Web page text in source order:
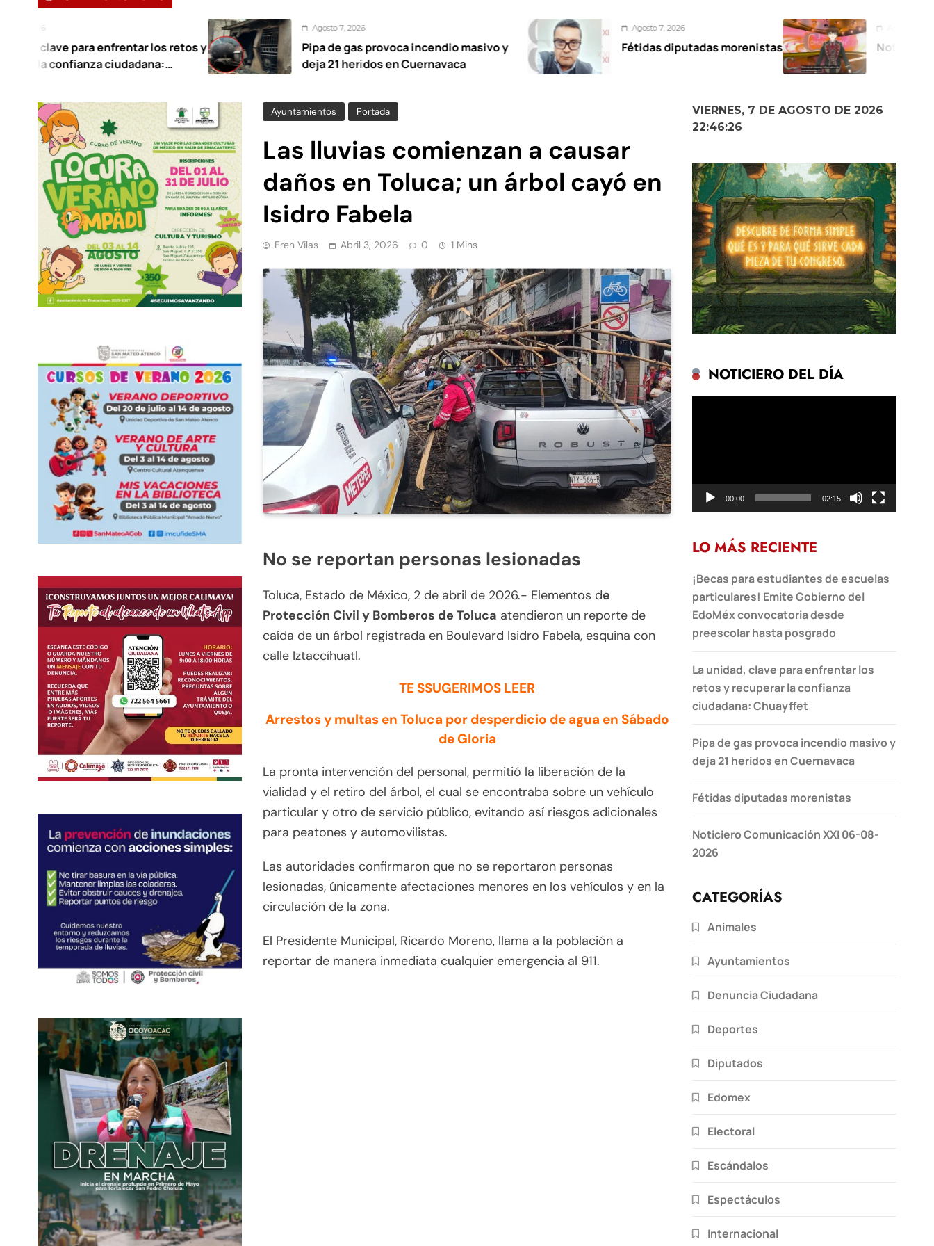
enfrentar los retos y
ciudadana:
Agosto 7, 2026
Pipa de gas provoca incendio masivo y
deja 21 heridos en Cuernavaca
Agosto 7, 2026
Fétidas diputadas morenistas
Agosto 6, 2026
Noticiero Comunicación
Ayuntamientos Portada
Las lluvias comienzan a causar
daños en Toluca; un árbol cayó en
Isidro Fabela
Eren Vilas Abril 3, 2026 0 1 Mins
No se reportan personas lesionadas
Toluca, Estado de México, 2 de abril de 2026.- Elementos de
Protección Civil y Bomberos de Toluca atendieron un reporte de
caída de un árbol registrada en Boulevard Isidro Fabela, esquina con
calle Iztaccíhuatl.
TE SSUGERIMOS LEER
Arrestos y multas en Toluca por desperdicio de agua en Sábado
de Gloria
La pronta intervención del personal, permitió la liberación de la
vialidad y el retiro del árbol, el cual se encontraba sobre un vehículo
particular y otro de servicio público, evitando así riesgos adicionales
para peatones y automovilistas.
Las autoridades confirmaron que no se reportaron personas
lesionadas, únicamente afectaciones menores en los vehículos y en la
circulación de la zona.
El Presidente Municipal, Ricardo Moreno, llama a la población a
reportar de manera inmediata cualquier emergencia al 911.
VIERNES, 7 DE AGOSTO DE 2026
22:46:28
NOTICIERO DEL DÍA
00:00 02:15
LO MÁS RECIENTE
¡Becas para estudiantes de escuelas
particulares! Emite Gobierno del
EdoMéx convocatoria desde
preescolar hasta posgrado
La unidad, clave para enfrentar los
retos y recuperar la confianza
ciudadana: Chuayffet
Pipa de gas provoca incendio masivo y
deja 21 heridos en Cuernavaca
Fétidas diputadas morenistas
Noticiero Comunicación XXI 06-08-
2026
CATEGORÍAS
Animales
Ayuntamientos
Denuncia Ciudadana
Deportes
Diputados
Edomex
Electoral
Escándalos
Espectáculos
Internacional